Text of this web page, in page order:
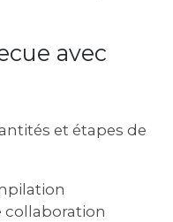
avec
et étapes de